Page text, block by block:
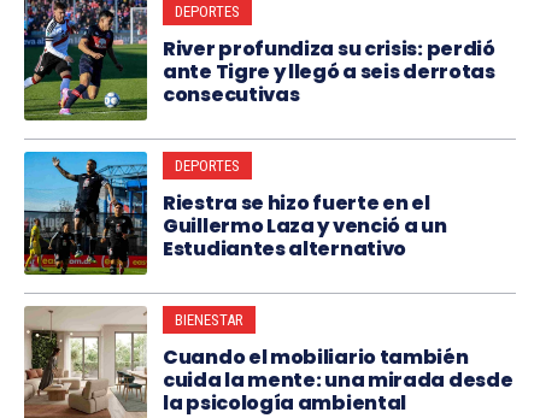
DEPORTES
River profundiza su crisis: perdió
ante Tigre y llegó a seis derrotas
consecutivas
DEPORTES
Riestra se hizo fuerte en el
Guillermo Laza y venció a un
Estudiantes alternativo
BIENESTAR
Cuando el mobiliario también
cuida la mente: una mirada desde
la psicología ambiental